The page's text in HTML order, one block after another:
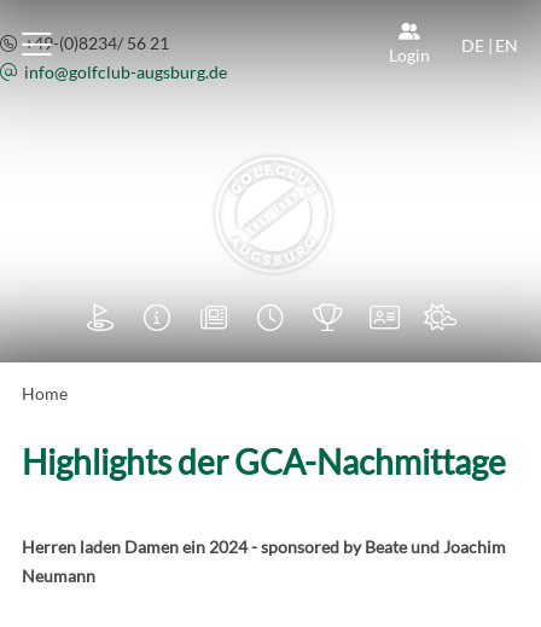
Login DE | EN
+49-(0)8234/ 56 21
info@golfclub-augsburg.de
      
Home
Highlights der GCA-Nachmittage
Herren laden Damen ein 2024 - sponsored by Beate und Joachim
Neumann